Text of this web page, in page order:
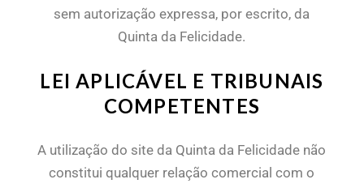
sem autorização expressa, por escrito, da
Quinta da Felicidade.
LEI APLICÁVEL E TRIBUNAIS
COMPETENTES
A utilização do site da Quinta da Felicidade não
constitui qualquer relação comercial com o